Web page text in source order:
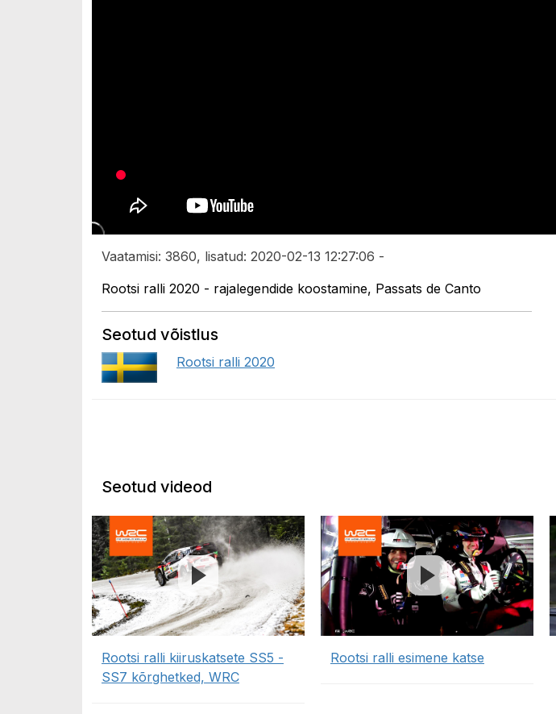
Vaatamisi: 3860, lisatud: 2020-02-13 12:27:06 -
Rootsi ralli 2020 - rajalegendide koostamine, Passats de Canto
Seotud võistlus
Rootsi ralli 2020
Seotud videod
Rootsi ralli kiiruskatsete SS5 -
SS7 kõrghetked, WRC
Rootsi ralli esimene katse